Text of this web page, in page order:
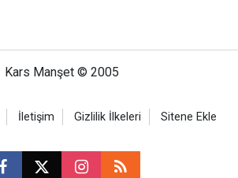
Kars Manşet © 2005
İletişim Gizlilik İlkeleri Sitene Ekle